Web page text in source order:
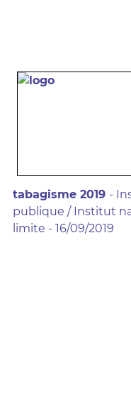
tabagisme 2019 -
publique / Institut
limite - 16/09/2019